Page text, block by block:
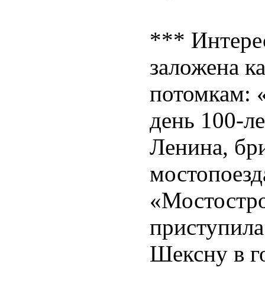
***
заложена
потомкам:
день 100-
Ленина,
Шексну в